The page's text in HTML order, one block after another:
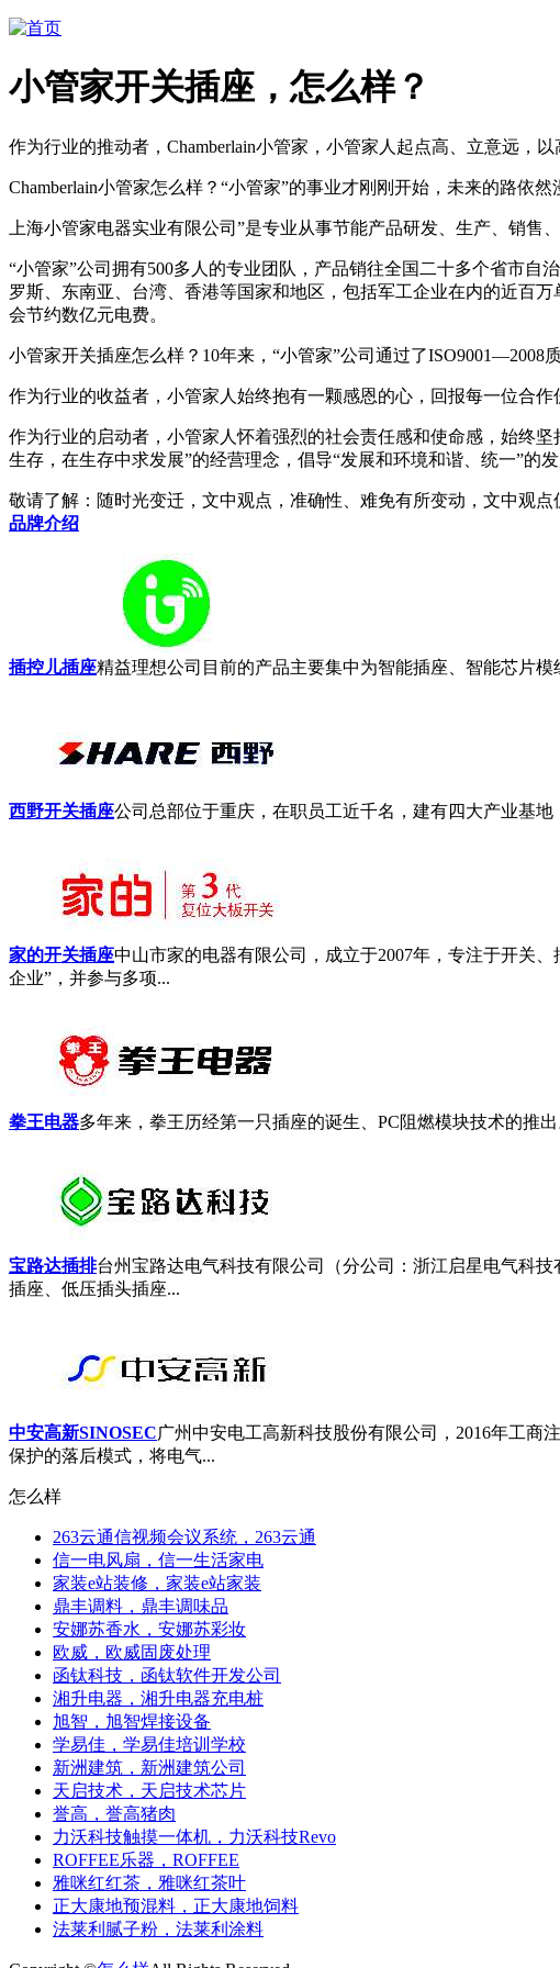
小管家开关插座，怎么样？
作为行业的推动者，Chamberlain小管家，小管家人起点高、立意远，
Chamberlain小管家怎么样？“小管家”的事业才刚刚开始，未来的路依
上海小管家电器实业有限公司”是专业从事节能产品研发、生产、销售
“小管家”公司拥有500多人的专业团队，产品销往全国二十多个省市
罗斯、东南亚、台湾、香港等国家和地区，包括军工企业在内的近百
会节约数亿元电费。
小管家开关插座怎么样？10年来，“小管家”公司通过了
作为行业的收益者，小管家人始终抱有一颗感恩的心，回报每一位合
作为行业的启动者，小管家人怀着强烈的社会责任感和使命感，始终
生存，在生存中求发展”的经营理念，倡导“发展和环境和谐、统一”的发
敬请了解 ：随时光变迁，文中观点，准确性、难免有所变动，文中观点
品牌介绍
插控儿插座精益理想公司目前的产品主要集中为智能插座、智能芯片模
西野开关插座公司总部位于重庆，在职员工近千名，建有四大产业基
家的开关插座中山市家的电器有限公司，成立于2007年，专注于开关
企业”，并参与多项...
拳王电器多年来，拳王历经第一只插座的诞生、PC阻燃模块技术的推出
宝路达插排台州宝路达电气科技有限公司（分公司：浙江启星电气科
插座、低压插头插座...
中安高新SINOSEC广州中安电工高新科技股份有限公司，2016年工商
保护的落后模式，将电气...
怎么样
263云通信视频会议系统，263云通
信一电风扇，信一生活家电
家装e站装修，家装e站家装
鼎丰调料，鼎丰调味品
安娜苏香水，安娜苏彩妆
欧威，欧威固废处理
函钛科技，函钛软件开发公司
湘升电器，湘升电器充电桩
旭智，旭智焊接设备
学易佳，学易佳培训学校
新洲建筑，新洲建筑公司
天启技术，天启技术芯片
誉高，誉高猪肉
力沃科技触摸一体机，力沃科技Revo
ROFFEE乐器，ROFFEE
雅咪红红茶，雅咪红茶叶
正大康地预混料，正大康地饲料
法莱利腻子粉，法莱利涂料